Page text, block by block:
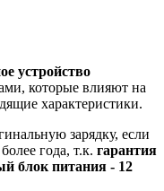
устройство
которые влияют на
характеристики.
зарядку, если
года, т.к. гарантия
блок питания - 12